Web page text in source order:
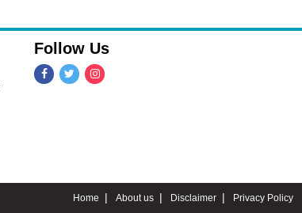
Follow Us
Home About us Disclaimer Privacy Policy